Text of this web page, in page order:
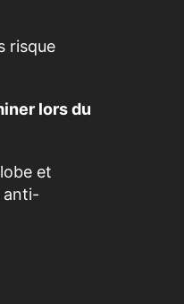
risque
lors du
et
anti-